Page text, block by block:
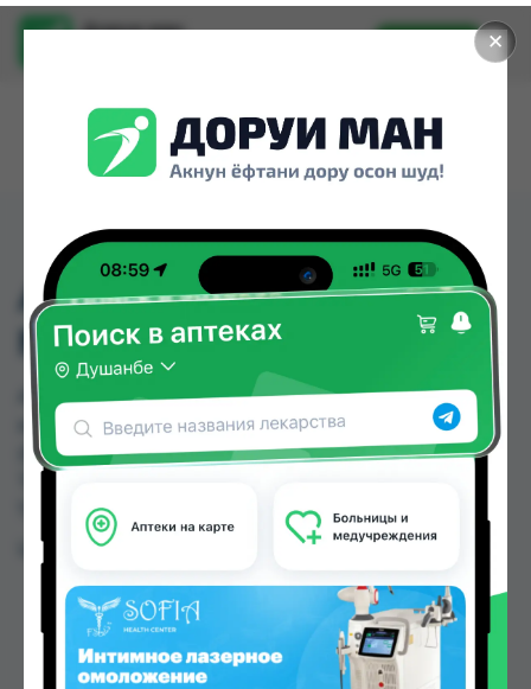
✕
Доруи ман
Установить
АНДЕРИМ СВ. 100МГ.
№5
АНДЕРИМ СВ. 100МГ. №5 можно купить или
заказать в аптеках, Дорухонаи Мадад
(Буратино), Мадад Фарм №111 по цене от 49.00
Таджикистана
Цена: от49.00 TJS